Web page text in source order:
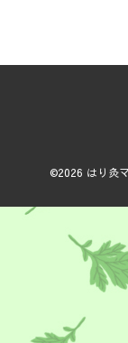
©2026 はり灸